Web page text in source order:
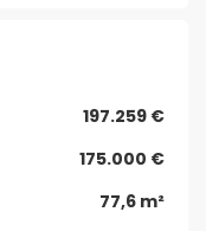
197.259 €
175.000 €
77,6 m²